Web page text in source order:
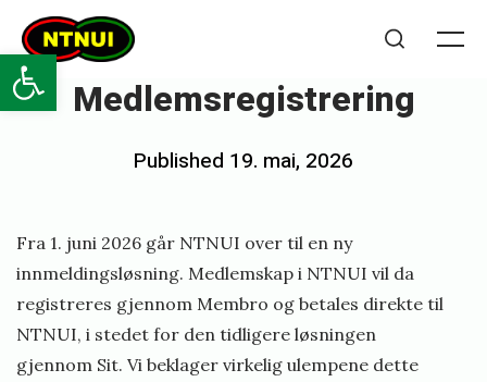
Open toolbar
Skip
content
NTNUI
Medlemsregistrering
Posted
Published 19. mai, 2026
a
r
e
Fra 1. juni 2026 går NTNUI over til en ny
innmeldingsløsning. Medlemskap i NTNUI vil da
registreres gjennom Membro og betales direkte til
NTNUI, i stedet for den tidligere løsningen
gjennom Sit. Vi beklager virkelig ulempene dette